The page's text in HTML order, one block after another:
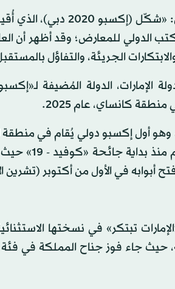
من جهته قال ديميتري كيركِنتزس، الأمين العام للمكتب
الدولي للمعارض؛ وقد أظهر أن
الجريئة، والتفاؤل
كانساي، عام 2025.
وهو أول إكسبو دولي يُقام في
وأفريقيا وجنوب آسيا. ويمثل
تبتكر» في نسختها
المبتكرة لأجنحة الدول المشاركة في «إكسبو 2020 دبي»، حيث جاء فوز